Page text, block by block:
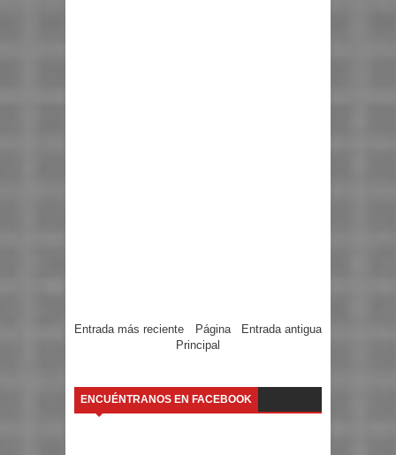
Entrada más reciente Entrada antigua
Página
Principal
ENCUÉNTRANOS EN FACEBOOK